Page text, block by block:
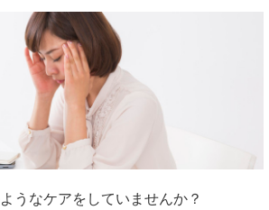
うなケアをしていませんか？